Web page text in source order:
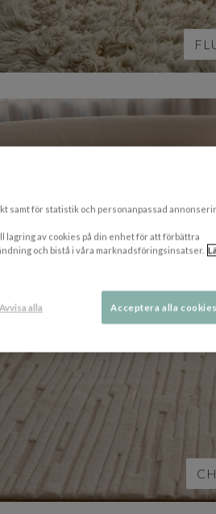
samt för statistik och personanpassad
lagring av cookies på din enhet för att förbättra
och bistå i våra marknadsföringsinsatser.
Avvisa alla Acceptera alla cookies